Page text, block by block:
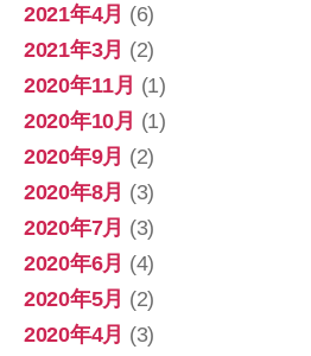
2021年4月 (6)
2021年3月 (2)
2020年11月 (1)
2020年10月 (1)
2020年9月 (2)
2020年8月 (3)
2020年7月 (3)
2020年6月 (4)
2020年5月 (2)
2020年4月 (3)